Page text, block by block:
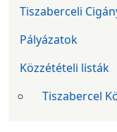
Tiszaberceli
Pályázatok
Közzétételi listák
Tiszabercel